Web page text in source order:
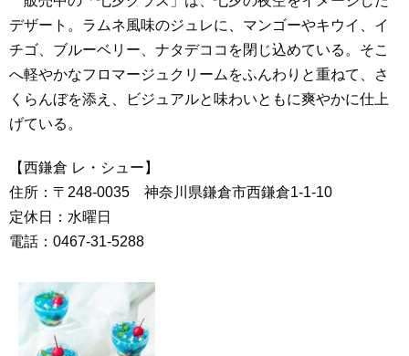
デザート。ラムネ風味のジュレに、マンゴーやキウイ、イ
チゴ、ブルーベリー、ナタデココを閉じ込めている。そこ
へ軽やかなフロマージュクリームをふんわりと重ねて、さ
くらんぼを添え、ビジュアルと味わいともに爽やかに仕上
げている。
【西鎌倉 レ・シュー】
住所：〒248-0035 神奈川県鎌倉市西鎌倉1-1-10
定休日：水曜日
電話：0467-31-5288